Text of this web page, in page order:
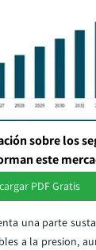
sobre los
este
PDF Gratis
una parte
a la presion,